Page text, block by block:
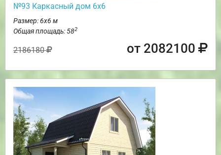
№93 Каркасный дом 6х6
Размер: 6х6 м
Общая площадь: 582
2186180 от 2082100